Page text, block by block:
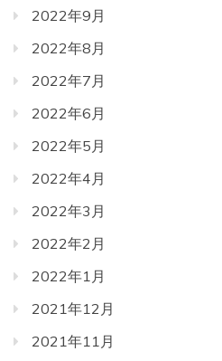
2022年9月
2022年8月
2022年7月
2022年6月
2022年5月
2022年4月
2022年3月
2022年2月
2022年1月
2021年12月
2021年11月